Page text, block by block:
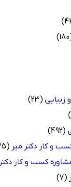
(23)
دکتر میر (735)
کسب و کار دکتر میر